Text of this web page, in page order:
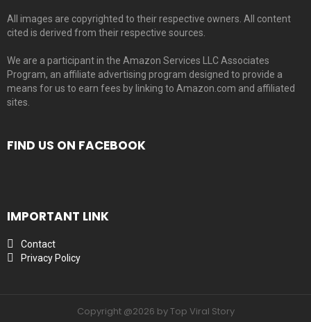
All images are copyrighted to their respective owners. All content
cited is derived from their respective sources.
We are a participant in the Amazon Services LLC Associates
Program, an affiliate advertising program designed to provide a
means for us to earn fees by linking to Amazon.com and affiliated
sites.
FIND US ON FACEBOOK
IMPORTANT LINK
Contact
Privacy Policy
Copyright @2026 by Top Viral Story